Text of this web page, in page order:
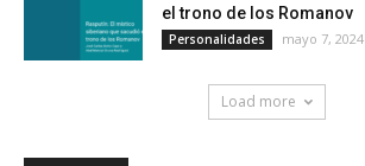
el trono de los Romanov
Personalidades mayo 7, 2024
Load more